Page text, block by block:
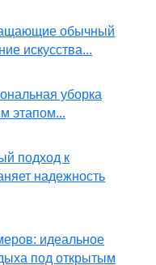
обычный
искусства...
уборка
этапом...
подход к
надежность
идеальное
под открытым